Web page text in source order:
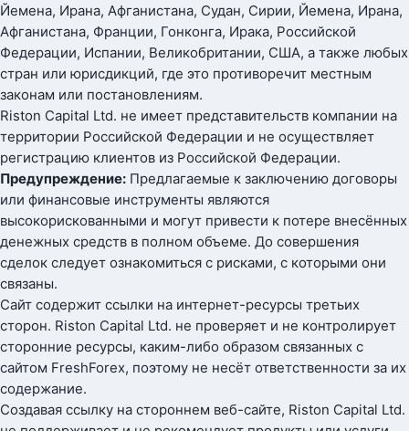
Йемена, Ирана, Афганистана, Судан, Сирии, Йемена, Ирана,
Афганистана, Франции, Гонконга, Ирака, Российской
Федерации, Испании, Великобритании, США, а также любых
стран или юрисдикций, где это противоречит местным
законам или постановлениям.
Riston Capital Ltd. не имеет представительств компании на
территории Российской Федерации и не осуществляет
регистрацию клиентов из Российской Федерации.
Предупреждение: Предлагаемые к заключению договоры
или финансовые инструменты являются
высокорискованными и могут привести к потере внесённых
денежных средств в полном объеме. До совершения
сделок следует ознакомиться с рисками, с которыми они
связаны.
Сайт содержит ссылки на интернет-ресурсы третьих
сторон. Riston Capital Ltd. не проверяет и не контролирует
сторонние ресурсы, каким-либо образом связанных с
сайтом FreshForex, поэтому не несёт ответственности за их
содержание.
Создавая ссылку на стороннем веб-сайте, Riston Capital Ltd.